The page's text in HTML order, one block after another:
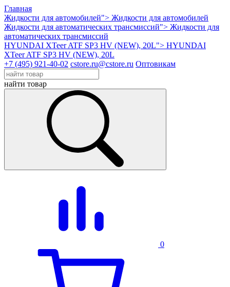
Главная
Жидкости для автомобилей"> Жидкости для автомобилей
Жидкости для автоматических трансмиссий"> Жидкости для
автоматических трансмиссий
HYUNDAI XTeer ATF SP3 HV (NEW), 20L"> HYUNDAI
XTeer ATF SP3 HV (NEW), 20L
+7 (495) 921-40-02 cstore.ru@cstore.ru Оптовикам
найти товар
0